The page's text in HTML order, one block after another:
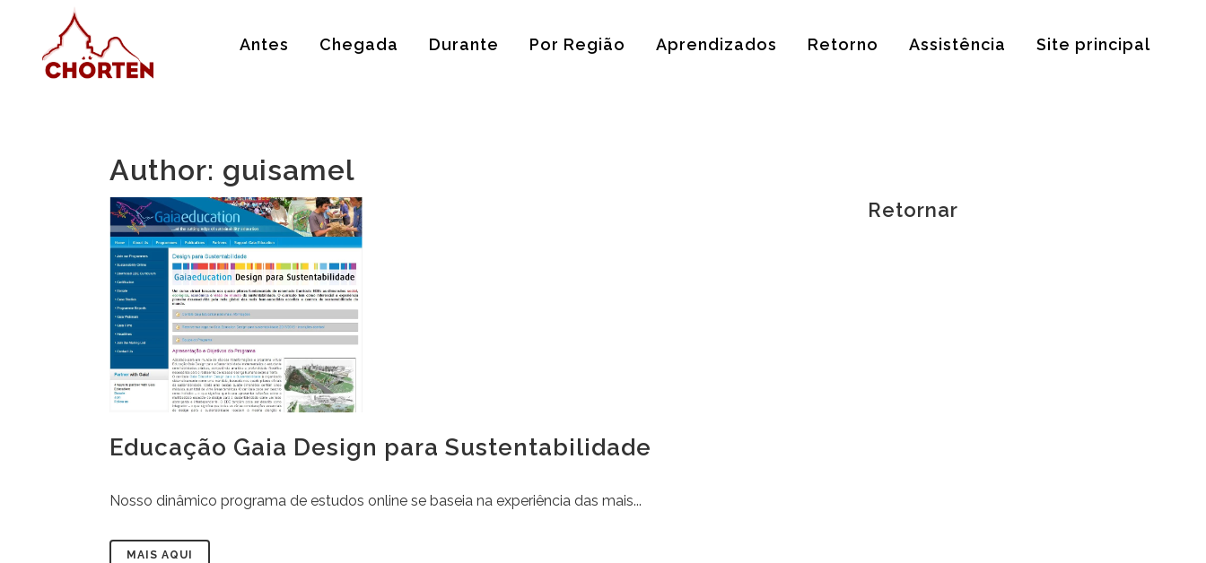
Antes Chegada Durante Por Região Aprendizados Retorno Assistência Site principal
Author: guisamel
Educação Gaia Design para Sustentabilidade
Nosso dinâmico programa de estudos online se baseia na experiência das mais...
MAIS AQUI
Retornar